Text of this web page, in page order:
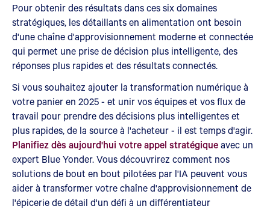
Pour obtenir des résultats dans ces six domaines
stratégiques, les détaillants en alimentation ont besoin
d'une chaîne d'approvisionnement moderne et connectée
qui permet une prise de décision plus intelligente, des
réponses plus rapides et des résultats connectés.
Si vous souhaitez ajouter la transformation numérique à
votre panier en 2025 - et unir vos équipes et vos flux de
travail pour prendre des décisions plus intelligentes et
plus rapides, de la source à l'acheteur - il est temps d'agir.
Planifiez dès aujourd'hui votre appel stratégiqueavec un
expert Blue Yonder. Vous découvrirez comment nos
solutions de bout en bout pilotées par l'IA peuvent vous
aider à transformer votre chaîne d'approvisionnement de
l'épicerie de détail d'un défi à un différentiateur